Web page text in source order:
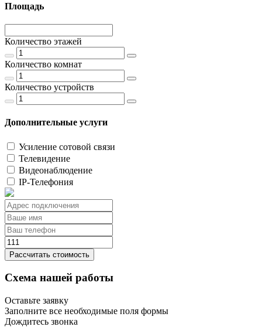
Площадь
Количество этажей
Количество комнат
Количество устройств
Дополнительные услуги
Усиление сотовой связи
Телевидение
Видеонаблюдение
IP-Телефония
Рассчитать стоимость
Схема нашей работы
Оставьте заявку
Заполните все необходимые поля формы
Дождитесь звонка